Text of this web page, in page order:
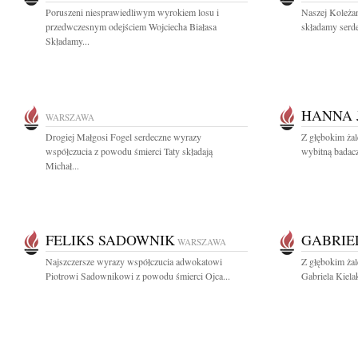
Poruszeni niesprawiedliwym wyrokiem losu i
przedwczesnym odejściem Wojciecha Białasa
Składamy...
Naszej
składamy
WARSZAWA
Drogiej Małgosi Fogel serdeczne wyrazy
współczucia z powodu śmierci Taty składają
Michał...
HANNA
Z głębokim
wybitną
FELIKS SADOWNIK WARSZAWA
Najszczersze wyrazy współczucia adwokatowi
Piotrowi Sadownikowi z powodu śmierci Ojca...
Z głębokim
Gabriela